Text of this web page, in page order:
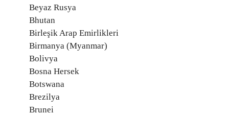
Beyaz Rusya
Bhutan
Birleşik Arap Emirlikleri
Birmanya (Myanmar)
Bolivya
Bosna Hersek
Botswana
Brezilya
Brunei